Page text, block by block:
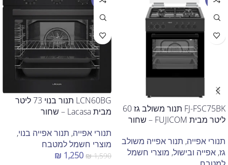
FJ-FSC75BK תנור משולב גז 60
ליטר מבית FUJICOM – שחור
תנורי אפייה, תנור אפייה משולב
גז, אפייה ובישול, מוצרי חשמל
LCN60BG תנור בנוי 73 ליטר
מבית Lacasa – שחור
תנורי אפייה, תנור אפייה בנוי,
מוצרי חשמל למטבח
₪1,590
₪ 1,250